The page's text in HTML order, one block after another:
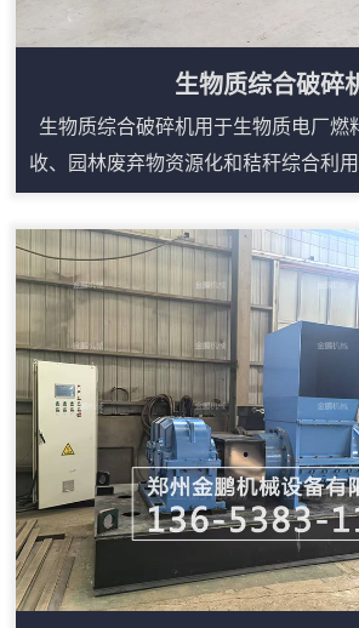
生物质综合破碎
生物质综合破碎机用于生物质电厂燃
收、园林废弃物资源化和秸秆综合利
根、模板、托盘、板材、枝丫、圆木
物料。设备采用强力进料和重型破碎
规则原料整理成便于输送、堆放和后
生产线需求，可配套上料输送、磁选
形成连续作业流程。其优势在于适用
维护点集中，适合为锅炉燃烧、制